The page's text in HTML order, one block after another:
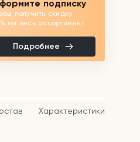
подписку
получить скидку
на весь ассортимент
Подробнее
Характеристики